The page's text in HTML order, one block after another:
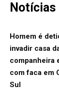
Notícias
Homem é
invadir casa
companheira
com faca em
Sul